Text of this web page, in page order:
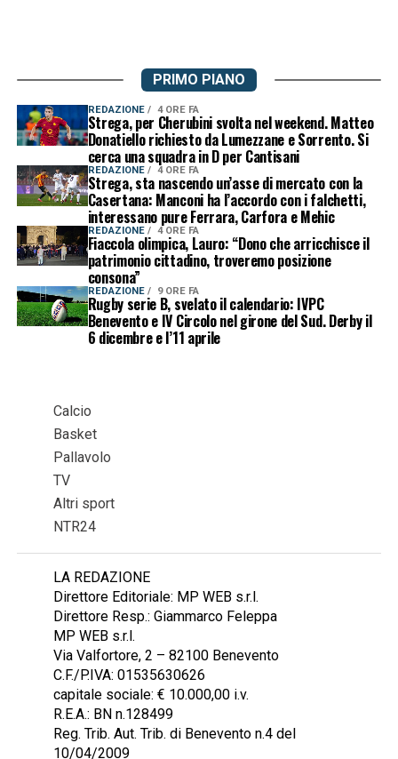
PRIMO PIANO
REDAZIONE 4 ORE FA
Strega, per Cherubini svolta nel weekend. Matteo
Donatiello richiesto da Lumezzane e Sorrento. Si
cerca una squadra in D per Cantisani
REDAZIONE 4 ORE FA
Strega, sta nascendo un’asse di mercato con la
Casertana: Manconi ha l’accordo con i falchetti,
interessano pure Ferrara, Carfora e Mehic
REDAZIONE 4 ORE FA
Fiaccola olimpica, Lauro: “Dono che arricchisce il
patrimonio cittadino, troveremo posizione
consona”
REDAZIONE 9 ORE FA
Rugby serie B, svelato il calendario: IVPC
Benevento e IV Circolo nel girone del Sud. Derby il
6 dicembre e l’11 aprile
Calcio
Basket
Pallavolo
TV
Altri sport
NTR24
LA REDAZIONE
Direttore Editoriale: MP WEB s.r.l.
Direttore Resp.: Giammarco Feleppa
MP WEB s.r.l.
Via Valfortore, 2 – 82100 Benevento
C.F./P.IVA: 01535630626
capitale sociale: € 10.000,00 i.v.
R.E.A.: BN n.128499
Reg. Trib. Aut. Trib. di Benevento n.4 del
10/04/2009